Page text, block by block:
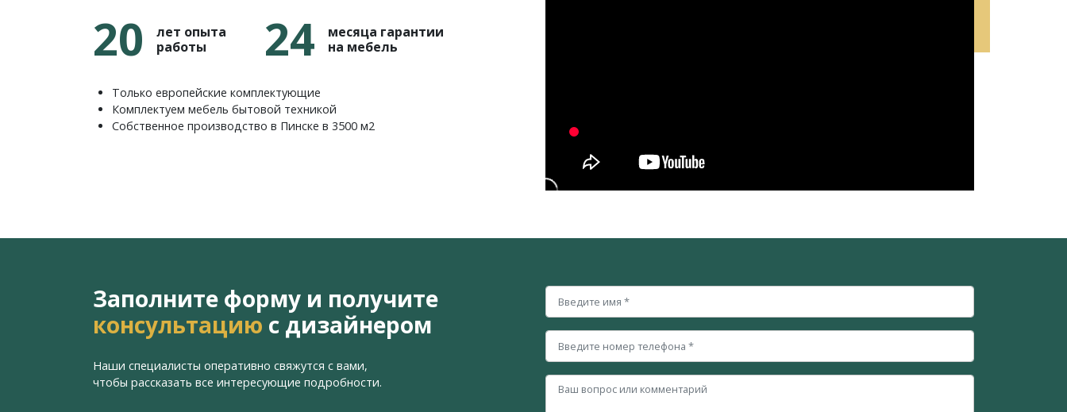
20
лет опыта
работы
24
месяца гарантии
на мебель
Только европейские комплектующие
Комплектуем мебель бытовой техникой
Собственное производство в Пинске в 3500 м2
Заполните форму и получите
консультацию с дизайнером
Наши специалисты оперативно свяжутся с вами,
чтобы рассказать все интересующие подробности.